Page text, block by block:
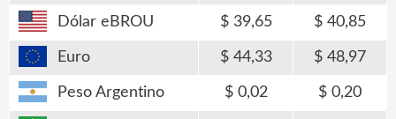
Dólar eBROU 39,65 40,85
Euro 44,33 48,97
Peso Argentino 0,02 0,20